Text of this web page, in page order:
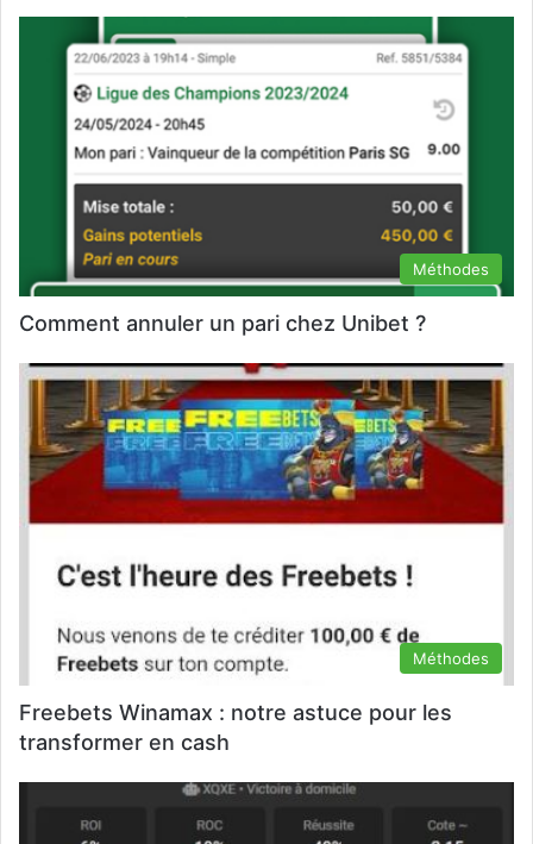
Méthodes
Comment annuler un pari chez Unibet ?
Méthodes
Freebets Winamax : notre astuce pour les
transformer en cash